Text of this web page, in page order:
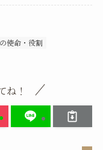
使命・役割
ね！